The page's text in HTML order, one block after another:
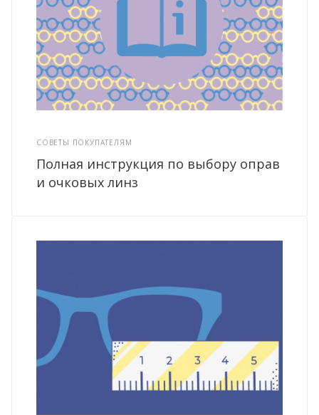
СОВЕТЫ ПОКУПАТЕЛЯМ
Полная инструкция по выбору оправ
и очковых линз